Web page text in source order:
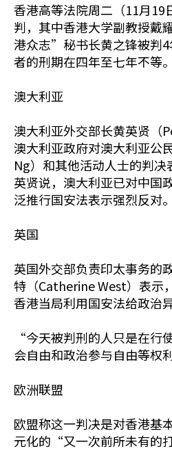
香港高等法院周二（11月19
判，其中香港大学副教授戴
港众志”秘书长黄之锋被判
者的刑期在四年至七年不等。
澳大利亚
澳大利亚外交部长黄英贤（
澳大利亚政府对澳大利亚公
Ng）和其他活动人士的判
英贤说，澳大利亚已对中国
泛推行国安法表示强烈反对。
英国
英国外交部负责印太事务的
特（Catherine West）表示
香港当局利用国安法给政治
“今天被判刑的人只是在行
会自由和政治参与自由等权
欧洲联盟
欧盟称这一判决是对香港基
元化的“又一次前所未有的